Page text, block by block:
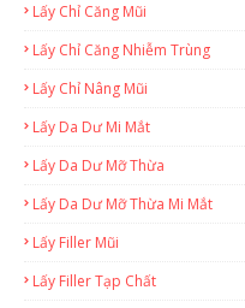
Lấy Chỉ Căng Mũi
Lấy Chỉ Căng Nhiễm Trùng
Lấy Chỉ Nâng Mũi
Lấy Da Dư Mi Mắt
Lấy Da Dư Mỡ Thừa
Lấy Da Dư Mỡ Thừa Mi Mắt
Lấy Filler Mũi
Lấy Filler Tạp Chất